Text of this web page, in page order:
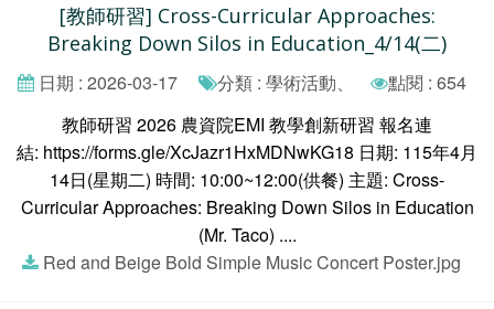
[教師研習] Cross-Curricular Approaches:
Breaking Down Silos in Education_4/14(二)
日期 : 2026-03-17 分類 : 學術活動、
點閱 : 654
教師研習 2026 農資院EMI 教學創新研習 報名連
結: https://forms.gle/XcJazr1HxMDNwKG18 日期: 115年4月
14日(星期二) 時間: 10:00~12:00(供餐) 主題: Cross-
Curricular Approaches: Breaking Down Silos in Education
(Mr. Taco) ....
Red and Beige Bold Simple Music Concert Poster.jpg